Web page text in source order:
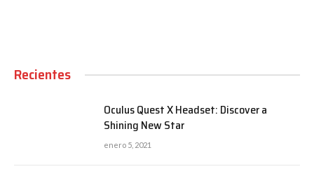
Recientes
Oculus Quest X Headset: Discover a
Shining New Star
enero 5, 2021